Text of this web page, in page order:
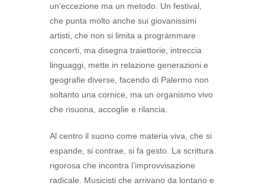
un’eccezione ma un metodo. Un festival,
che punta molto anche sui giovanissimi
artisti, che non si limita a programmare
concerti, ma disegna traiettorie, intreccia
linguaggi, mette in relazione generazioni e
geografie diverse, facendo di Palermo non
soltanto una cornice, ma un organismo vivo
che risuona, accoglie e rilancia.
Al centro il suono come materia viva, che si
espande, si contrae, si fa gesto. La scrittura
rigorosa che incontra l’improvvisazione
radicale. Musicisti che arrivano da lontano e